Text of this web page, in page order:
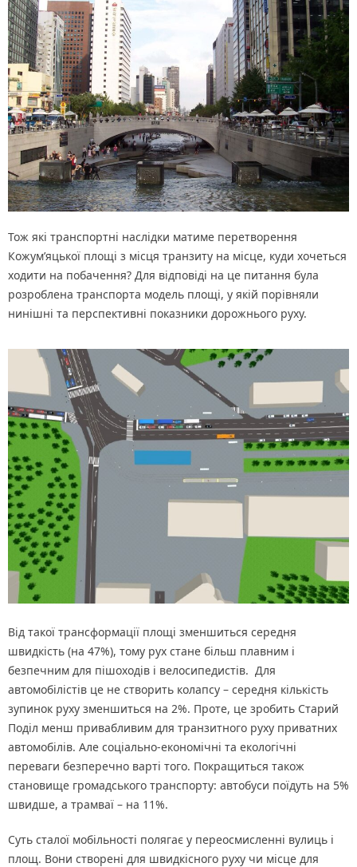
Тож які транспортні наслідки матиме перетворення
Кожум’яцької площі з місця транзиту на місце, куди хочеться
ходити на побачення? Для відповіді на це питання була
розроблена транспорта модель площі, у якій порівняли
нинішні та перспективні показники дорожнього руху.
Від такої трансформації площі зменшиться середня
швидкість (на 47%), тому рух стане більш плавним і
безпечним для пішоходів і велосипедистів. Для
автомобілістів це не створить колапсу – середня кількість
зупинок руху зменшиться на 2%. Проте, це зробить Старий
Поділ менш привабливим для транзитного руху приватних
автомобілів. Але соціально-економічні та екологічні
переваги безперечно варті того. Покращиться також
становище громадського транспорту: автобуси поїдуть на 5%
швидше, а трамваї – на 11%.
Суть сталої мобільності полягає у переосмисленні вулиць і
площ. Вони створені для швидкісного руху чи місце для